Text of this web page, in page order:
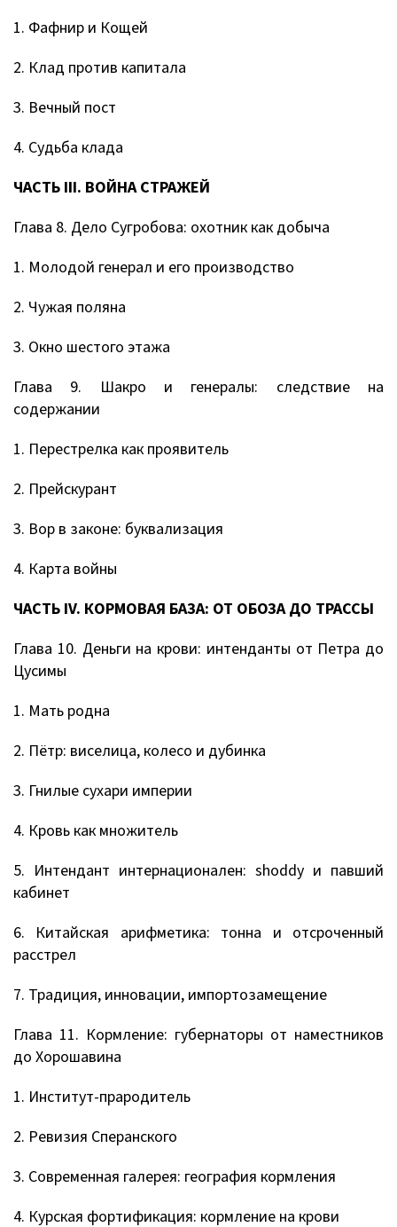
1. Фафнир и Кощей
2. Клад против капитала
3. Вечный пост
4. Судьба клада
ЧАСТЬ III. ВОЙНА СТРАЖЕЙ
Глава 8. Дело Сугробова: охотник как добыча
1. Молодой генерал и его производство
2. Чужая поляна
3. Окно шестого этажа
Глава 9. Шакро и генералы: следствие на
содержании
1. Перестрелка как проявитель
2. Прейскурант
3. Вор в законе: буквализация
4. Карта войны
ЧАСТЬ IV. КОРМОВАЯ БАЗА: ОТ ОБОЗА ДО ТРАССЫ
Глава 10. Деньги на крови: интенданты от Петра до
Цусимы
1. Мать родна
2. Пётр: виселица, колесо и дубинка
3. Гнилые сухари империи
4. Кровь как множитель
5. Интендант интернационален: shoddy и павший
кабинет
6. Китайская арифметика: тонна и отсроченный
расстрел
7. Традиция, инновации, импортозамещение
Глава 11. Кормление: губернаторы от наместников
до Хорошавина
1. Институт-прародитель
2. Ревизия Сперанского
3. Современная галерея: география кормления
4. Курская фортификация: кормление на крови